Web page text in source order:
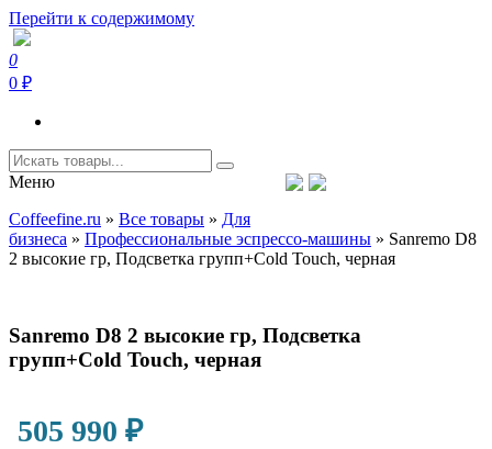
Перейти к содержимому
Coffeefine.ru
Интернет-магазин кофемашин и кофейной техники для дома
0
0 ₽
Меню
Coffeefine.ru » Все товары » Для
бизнеса » Профессиональные эспрессо-машины » Sanremo D8
2 высокие гр, Подсветка групп+Cold Touch, черная
Sanremo D8 2 высокие гр, Подсветка
групп+Cold Touch, черная
505 990 ₽